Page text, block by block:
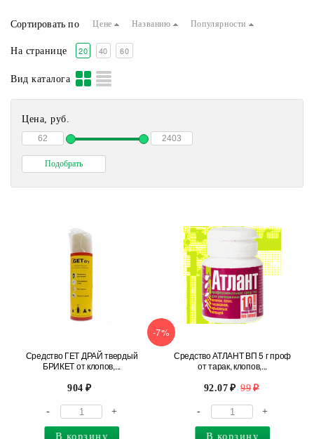
Сортировать по Цене Названию Популярности
На странице 20 40 60
Вид каталога
Цена, руб.
Средство ГЕТ ДРАЙ твердый
БРИКЕТ от клопов,...
904
- +
В корзину
-7%
Средство АТЛАНТ ВП 5 г проф
от тарак, клопов,...
92.07 99
- +
В корзину